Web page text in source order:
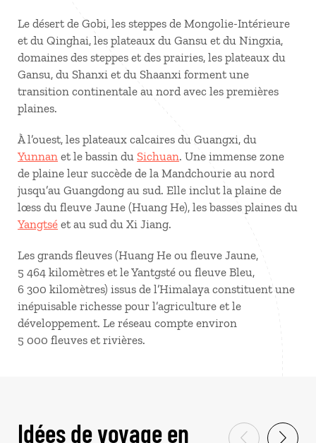
Le désert de Gobi, les steppes de Mongolie-Intérieure
et du Qinghai, les plateaux du Gansu et du Ningxia,
domaines des steppes et des prairies, les plateaux du
Gansu, du Shanxi et du Shaanxi forment une
transition continentale au nord avec les premières
plaines.
À l’ouest, les plateaux calcaires du Guangxi, du
Yunnan et le bassin du Sichuan. Une immense zone
de plaine leur succède de la Mandchourie au nord
jusqu’au Guangdong au sud. Elle inclut la plaine de
lœss du fleuve Jaune (Huang He), les basses plaines du
Yangtsé et au sud du Xi Jiang.
Les grands fleuves (Huang He ou fleuve Jaune,
5 464 kilomètres et le Yantgsté ou fleuve Bleu,
6 300 kilomètres) issus de l’Himalaya constituent une
inépuisable richesse pour l’agriculture et le
développement. Le réseau compte environ
5 000 fleuves et rivières.
Idées de voyage en